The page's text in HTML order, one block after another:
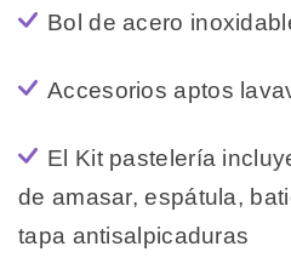
Bol de acero
Accesorios aptos
El Kit pastelería
de amasar, espátula,
tapa antisalpicaduras